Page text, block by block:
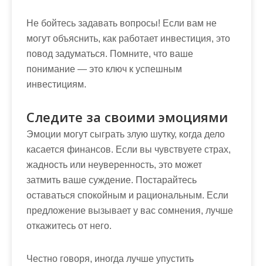
Не бойтесь задавать вопросы! Если вам не
могут объяснить, как работает инвестиция, это
повод задуматься. Помните, что ваше
понимание — это ключ к успешным
инвестициям.
Следите за своими эмоциями
Эмоции могут сыграть злую шутку, когда дело
касается финансов. Если вы чувствуете страх,
жадность или неуверенность, это может
затмить ваше суждение. Постарайтесь
оставаться спокойным и рациональным. Если
предложение вызывает у вас сомнения, лучше
откажитесь от него.
Честно говоря, иногда лучше упустить